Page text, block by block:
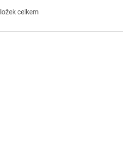
O
l
celkem